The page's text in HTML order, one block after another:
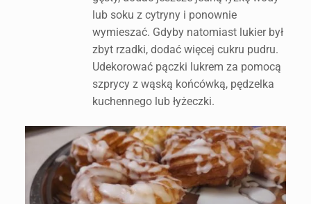
lub soku z cytryny i ponownie
wymieszać. Gdyby natomiast lukier był
zbyt rzadki, dodać więcej cukru pudru.
Udekorować pączki lukrem za pomocą
szprycy z wąską końcówką, pędzelka
kuchennego lub łyżeczki.